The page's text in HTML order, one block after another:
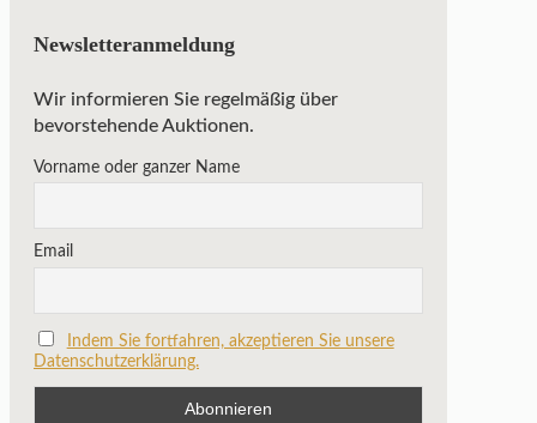
Newsletteranmeldung
Wir informieren Sie regelmäßig über
bevorstehende Auktionen.
Vorname oder ganzer Name
Email
Indem Sie fortfahren, akzeptieren Sie unsere
Datenschutzerklärung.